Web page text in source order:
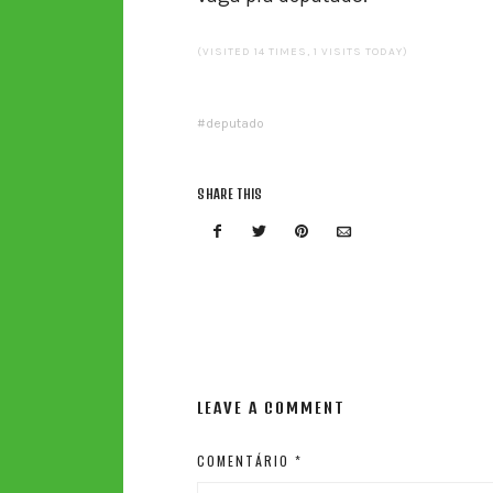
(VISITED 14 TIMES, 1 VISITS TODAY)
deputado
SHARE THIS
LEAVE A COMMENT
COMENTÁRIO*